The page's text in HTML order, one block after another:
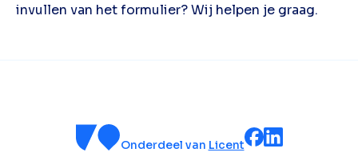
invullen van het formulier? Wij helpen je graag.
Onderdeel van Licent